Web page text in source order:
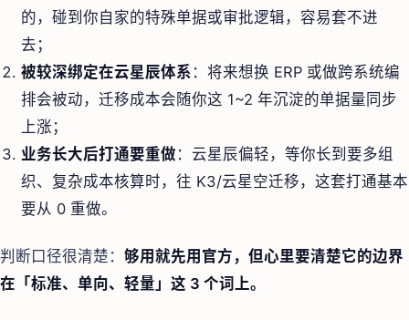
的，碰到你自家的特殊单据或审批逻辑，容易套不进
去；
被较深绑定在云星辰体系 ：将来想换 ERP 或做跨系统编
排会被动，迁移成本会随你这 1~2 年沉淀的单据量同步
上涨；
业务长大后打通要重做 ：云星辰偏轻，等你长到要多组
织、复杂成本核算时，往 K3/云星空迁移，这套打通基本
要从 0 重做。
判断口径很清楚： 够用就先用官方，但心里要清楚它的边界
在「标准、单向、轻量」这 3 个词上。